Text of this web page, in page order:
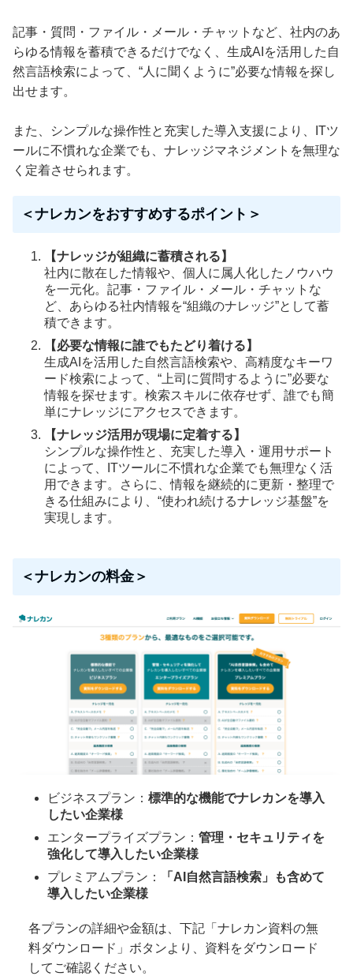
記事・質問・ファイル・メール・チャットなど、社内のあ
らゆる情報を蓄積できるだけでなく、生成AIを活用した自
然言語検索によって、“人に聞くように”必要な情報を探し
出せます。
また、シンプルな操作性と充実した導入支援により、ITツ
ールに不慣れな企業でも、ナレッジマネジメントを無理な
く定着させられます。
＜ナレカンをおすすめするポイント＞
【ナレッジが組織に蓄積される】
社内に散在した情報や、個人に属人化したノウハウ
を一元化。記事・ファイル・メール・チャットな
ど、あらゆる社内情報を“組織のナレッジ”として蓄
積できます。
【必要な情報に誰でもたどり着ける】
生成AIを活用した自然言語検索や、高精度なキーワ
ード検索によって、“上司に質問するように”必要な
情報を探せます。検索スキルに依存せず、誰でも簡
単にナレッジにアクセスできます。
【ナレッジ活用が現場に定着する】
シンプルな操作性と、充実した導入・運用サポート
によって、ITツールに不慣れな企業でも無理なく活
用できます。さらに、情報を継続的に更新・整理で
きる仕組みにより、“使われ続けるナレッジ基盤”を
実現します。
＜ナレカンの料金＞
ビジネスプラン： 標準的な機能でナレカンを導入
したい企業様
エンタープライズプラン： 管理・セキュリティを
強化して導入したい企業様
プレミアムプラン：
「AI自然言語検索」も含めて
導入したい企業様
各プランの詳細や金額は、下記「ナレカン資料の無
料ダウンロード」ボタンより、資料をダウンロード
してご確認ください。